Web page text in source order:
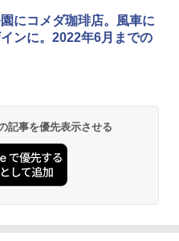
スター・ウォーズ
～2027 地球の歩き方D アジア
コレクション 山善] ポップアッ
たいに広げて畳める パッとサ
ード キューブ フルクローズ メ
置 ワンタッチテント キャンプ
《めざましテレビで紹介》
ッチ RENEW 幅200 2-3人用 43
ソル 大型 ビーチ アウトドアパ
ン サイトシート付 折りたたみ
4段階高さ調整 軽量 収納袋付
ステンレス保冷剤 2個セット 2
ル 急速冷凍 空間倍増 衛生的
冷力長持ち
にコメダ珈琲店。風車に
ンに。2022年6月までの
記事を優先表示させる